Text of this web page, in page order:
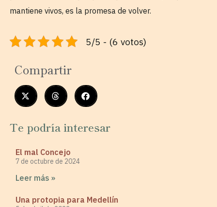
mantiene vivos, es la promesa de volver.
5/5 - (6 votos)
Compartir
Te podría interesar
El mal Concejo
7 de octubre de 2024
Leer más »
Una protopia para Medellín